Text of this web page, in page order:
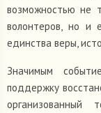
возможностью не
волонтеров, но и
единства веры,
Значимым
поддержку
организованный